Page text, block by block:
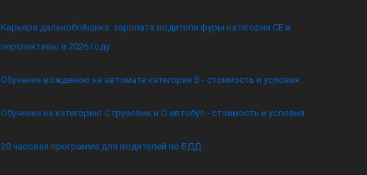
Карьера дальнобойщика: зарплата водителя фуры категории CE и
перспективы в 2026 году
Обучение вождению на автомате категории B - стоимость и условия
Обучение на категорию C грузовик и D автобус - стоимость и условия
20 часовая программа для водителей по БДД